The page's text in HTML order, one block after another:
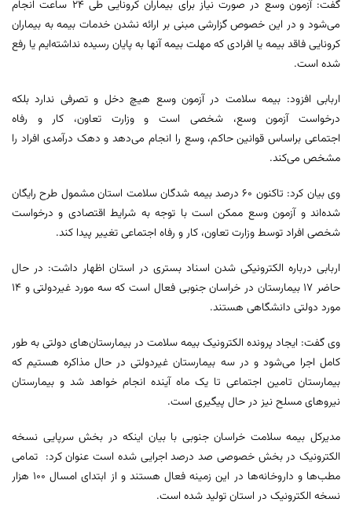
گفت: آزمون وسع در صورت نیاز برای بیماران کرونایی طی ۲۴ ساعت انجام
می‌شود و در این خصوص گزارشی مبنی بر ارائه نشدن خدمات بیمه به بیماران
کرونایی فاقد بیمه یا افرادی که مهلت بیمه آنها به پایان رسیده نداشته‌ایم یا رفع
شده است.
اربابی افزود: بیمه سلامت در آزمون وسع هیچ دخل و تصرفی ندارد بلکه
درخواست آزمون وسع، شخصی است و وزارت تعاون، کار و رفاه
اجتماعی براساس قوانین حاکم، وسع را انجام می‌دهد و دهک درآمدی افراد را
مشخص می‌کند.
وی بیان کرد: تاکنون ۶۰ درصد بیمه شدگان سلامت استان مشمول طرح رایگان
شده‌اند و آزمون وسع ممکن است با توجه به شرایط اقتصادی و درخواست
شخصی افراد توسط وزارت تعاون، کار و رفاه اجتماعی تغییر پیدا کند.
اربابی درباره الکترونیکی شدن اسناد بستری در استان اظهار داشت: در حال
حاضر ۱۷ بیمارستان در خراسان جنوبی فعال است که سه مورد غیردولتی و ۱۴
مورد دولتی دانشگاهی هستند.
وی گفت: ایجاد پرونده الکترونیک بیمه سلامت در بیمارستان‌های دولتی به طور
کامل اجرا می‌شود و در سه بیمارستان غیردولتی در حال مذاکره هستیم که
بیمارستان تامین اجتماعی تا یک ماه آینده انجام خواهد شد و بیمارستان
نیروهای مسلح نیز در حال پیگیری است.
مدیرکل بیمه سلامت خراسان جنوبی با بیان اینکه در بخش سرپایی نسخه
الکترونیک در بخش خصوصی صد درصد اجرایی شده است عنوان کرد: تمامی
مطب‌ها و داروخانه‌ها در این زمینه فعال هستند و از ابتدای امسال ۱۰۰ هزار
نسخه الکترونیک در استان تولید شده است.